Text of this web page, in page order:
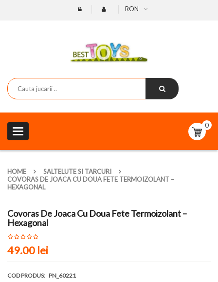
RON
Toggle
navigation
0
HOME
SALTELUTE SI TARCURI
COVORAS DE JOACA CU DOUA FETE TERMOIZOLANT –
HEXAGONAL
Covoras De Joaca Cu Doua Fete Termoizolant –
Hexagonal
49.00 lei
COD PRODUS: PN_60221